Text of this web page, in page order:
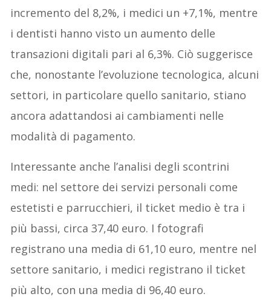
incremento del 8,2%, i medici un +7,1%, mentre
i dentisti hanno visto un aumento delle
transazioni digitali pari al 6,3%. Ciò suggerisce
che, nonostante l’evoluzione tecnologica, alcuni
settori, in particolare quello sanitario, stiano
ancora adattandosi ai cambiamenti nelle
modalità di pagamento.
Interessante anche l’analisi degli scontrini
medi: nel settore dei servizi personali come
estetisti e parrucchieri, il ticket medio è tra i
più bassi, circa 37,40 euro. I fotografi
registrano una media di 61,10 euro, mentre nel
settore sanitario, i medici registrano il ticket
più alto, con una media di 96,40 euro.